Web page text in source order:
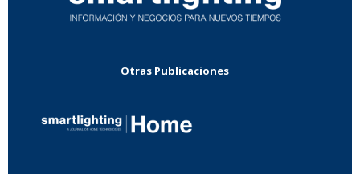
Otras Publicaciones